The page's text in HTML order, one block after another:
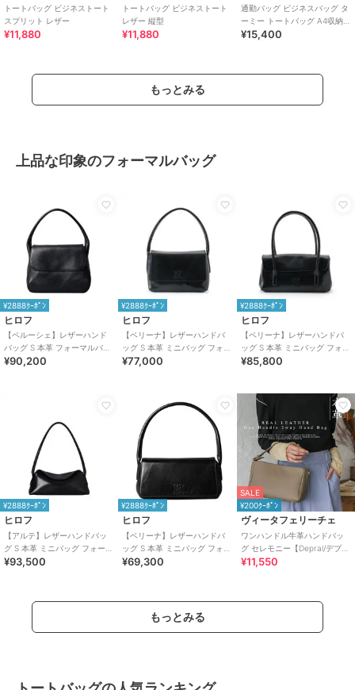
トートバッグ ビジネストート
スプリット レザー
¥11,880
トートバッグ ビジネストート
レザー 縦型
¥11,880
通勤バッグ ビジネスバッグ タ
ーミー トートバッグ A4収納可
能 お仕事
¥15,400
もっとみる
上品な印象のフォーマルバッグ
¥2888ｸｰﾎﾟﾝ
ヒロフ
【ペルーシェ】レザーハンド
バッグ S 本革 フォーマルバッ
グ（商品番号：P25-20708）
¥90,200
¥2888ｸｰﾎﾟﾝ
ヒロフ
【ベリーナ】レザーハンドバ
ッグ S 本革 ミニバッグ フォー
マルバッグ（商品番号：P25-
¥77,000
¥2888ｸｰﾎﾟﾝ
ヒロフ
【ベリーナ】レザーハンドバ
ッグ S 本革 ミニバッグ フォー
マルバッグ（商品番号：P25-
¥85,800
¥2888ｸｰﾎﾟﾝ
ヒロフ
【アルテ】レザーハンドバッ
グ S 本革 ミニバッグ フォーマ
ルバッグ（商品番号：P25－
¥93,500
¥2888ｸｰﾎﾟﾝ
ヒロフ
【ベリーナ】レザーハンドバ
ッグ S 本革 ミニバッグ フォー
マルバッグ（商品番号：P25-
¥69,300
SALE
¥200ｸｰﾎﾟﾝ
ヴィータフェリーチェ
ワンハンドル牛革ハンドバッ
グ セレモニー【Depral/デプラ
ル】
¥11,550
もっとみる